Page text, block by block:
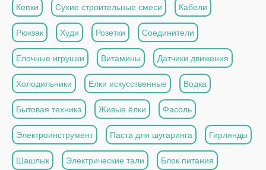
Кепки Сухие строительные смеси Кабели
Рюкзак Худи Розетки Соединители
Елочные игрушки Витамины Датчики движения
Холодильники Елки искусственные Водка
Бытовая техника Живые ёлки Фасоль
Электроинструмент Паста для шугаринга Гирлянды
Шашлык Электрические тали Блок питания